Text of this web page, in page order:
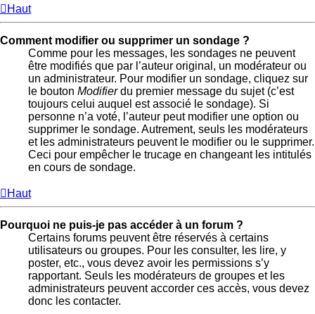
Haut
Comment modifier ou supprimer un sondage ?
Comme pour les messages, les sondages ne peuvent
être modifiés que par l’auteur original, un modérateur ou
un administrateur. Pour modifier un sondage, cliquez sur
le bouton Modifierdu premier message du sujet (c’est
toujours celui auquel est associé le sondage). Si
personne n’a voté, l’auteur peut modifier une option ou
supprimer le sondage. Autrement, seuls les modérateurs
et les administrateurs peuvent le modifier ou le supprimer.
Ceci pour empêcher le trucage en changeant les intitulés
en cours de sondage.
Haut
Pourquoi ne puis-je pas accéder à un forum ?
Certains forums peuvent être réservés à certains
utilisateurs ou groupes. Pour les consulter, les lire, y
poster, etc., vous devez avoir les permissions s’y
rapportant. Seuls les modérateurs de groupes et les
administrateurs peuvent accorder ces accès, vous devez
donc les contacter.